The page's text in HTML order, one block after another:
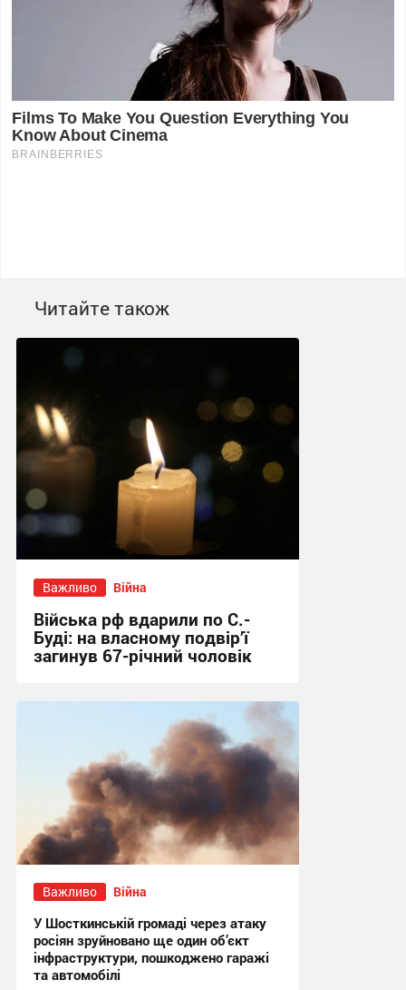
Читайте також
Важливо Війна
Війська рф вдарили по С.-
Буді: на власному подвір’ї
загинув 67-річний чоловік
Важливо Війна
У Шосткинській громаді через атаку
росіян зруйновано ще один об’єкт
інфраструктури, пошкоджено гаражі
та автомобілі